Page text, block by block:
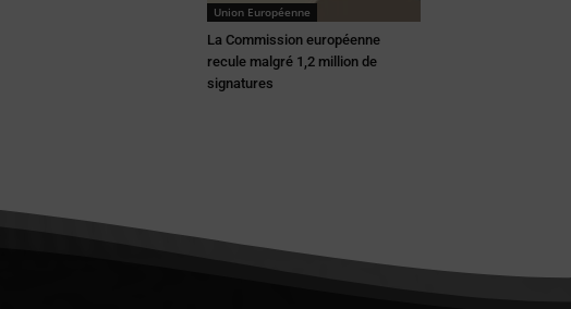
Union Européenne
La Commission européenne
recule malgré 1,2 million de
signatures